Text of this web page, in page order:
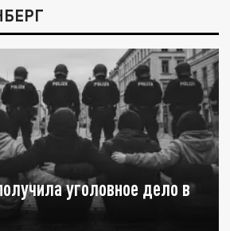
уголовное дело в